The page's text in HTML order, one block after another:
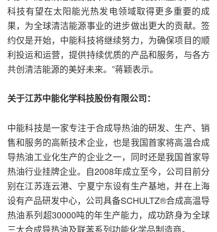
科技有望在太阳能光热发电领域取得更多重要的成
果，为全球清洁能源事业的进步做出更大的贡献。签
约仅是开始，中能科技将继续努力，为确保项目的顺
利投运和运营，提供持续优质的产品和服务，与各方
共创清洁能源的美好未来。”蒋颖表示。
关于江苏中能化学科技股份有限公司：
中能科技是一家专注于合成导热油的研发、生产、销
售和服务的高新技术企业，也是我国首家将高温合成
导热油工业化生产的企业之一，同时还是我国首家导
热油行业挂牌企业。自2008年成立至今，公司目前分
别在江苏连云港、宁夏宁东设有生产基地，并在上海
设有产品研发中心，公司具备SCHULTZ®合成高温导
热油系列超30000吨的年生产能力，成功跻身为全球
三大合成导热油及联苯系列功能化学品制造商。